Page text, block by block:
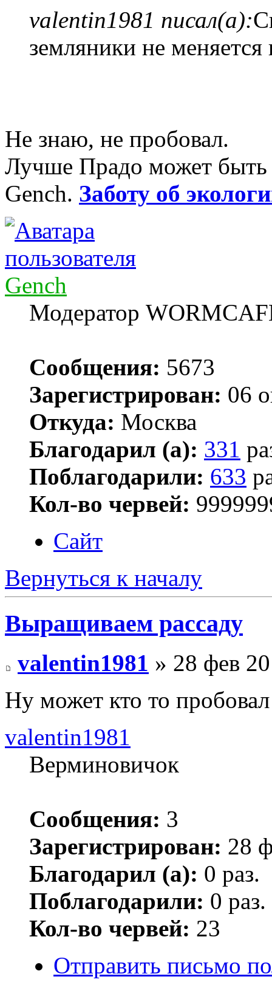
valentin1981 писал(а):
земляники не меняется
Не знаю, не пробовал.
Лучше Прадо может
Gench. Заботу об
Gench
Модератор
Сообщения: 5673
Зарегистрирован: 06
Откуда: Москва
Благодарил (а): 331
Поблагодарили: 633
Кол-во червей:
Сайт
Вернуться к началу
Выращиваем рассаду
valentin1981 » 28 фев
Ну может кто то
valentin1981
Верминовичок
Сообщения: 3
Зарегистрирован: 28
Благодарил (а): 0 раз.
Поблагодарили: 0 раз.
Кол-во червей: 23
Отправить письмо